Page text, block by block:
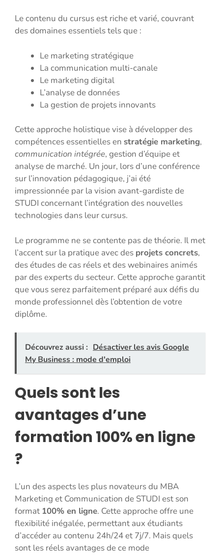
Le contenu du cursus est riche et varié, couvrant
des domaines essentiels tels que :
Le marketing stratégique
La communication multi-canale
Le marketing digital
L’analyse de données
La gestion de projets innovants
Cette approche holistique vise à développer des
compétences essentielles en stratégie marketing,
communication intégrée, gestion d’équipe et
analyse de marché. Un jour, lors d’une conférence
sur l’innovation pédagogique, j’ai été
impressionnée par la vision avant-gardiste de
STUDI concernant l’intégration des nouvelles
technologies dans leur cursus.
Le programme ne se contente pas de théorie. Il met
l’accent sur la pratique avec des projets concrets,
des études de cas réels et des webinaires animés
par des experts du secteur. Cette approche garantit
que vous serez parfaitement préparé aux défis du
monde professionnel dès l’obtention de votre
diplôme.
Découvrez aussi : Désactiver les avis Google
My Business : mode d'emploi
Quels sont les
avantages d’une
formation 100% en ligne
?
L’un des aspects les plus novateurs du MBA
Marketing et Communication de STUDI est son
format 100% en ligne. Cette approche offre une
flexibilité inégalée, permettant aux étudiants
d’accéder au contenu 24h/24 et 7j/7. Mais quels
sont les réels avantages de ce mode